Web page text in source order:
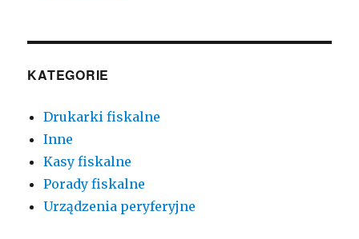
KATEGORIE
Drukarki fiskalne
Inne
Kasy fiskalne
Porady fiskalne
Urządzenia peryferyjne